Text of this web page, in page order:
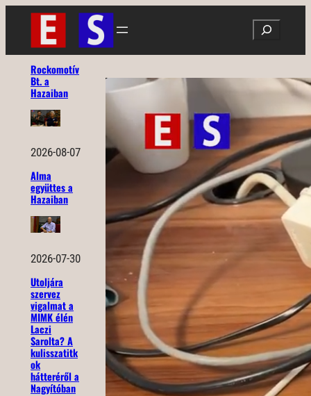
Ugrás
tartalomhoz
Search
Rockomotív
Bt. a
Hazaiban
2026-08-07
Alma
együttes a
Hazaiban
2026-07-30
Utoljára
szervez
vigalmat a
MIMK élén
Laczi
Sarolta? A
kulisszatitk
ok
hátteréről a
Nagyítóban